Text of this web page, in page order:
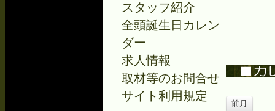
前月
スタッフ紹介
全頭誕生日カレン
ダー
求人情報
取材等のお問合せ
サイト利用規定